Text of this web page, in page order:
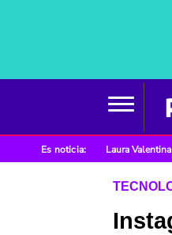
Es noticia: Laura